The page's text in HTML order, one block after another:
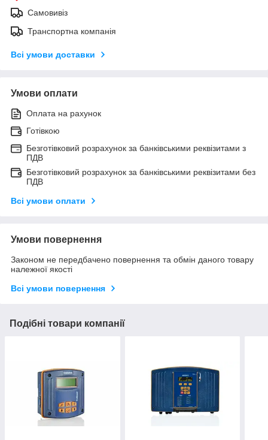
Самовивіз
Транспортна компанія
Всі умови доставки
Умови оплати
Оплата на рахунок
Готівкою
Безготівковий розрахунок за банківськими реквізитами з
ПДВ
Безготівковий розрахунок за банківськими реквізитами без
ПДВ
Всі умови оплати
Умови повернення
Законом не передбачено повернення та обмін даного товару
належної якості
Всі умови повернення
Подібні товари компанії